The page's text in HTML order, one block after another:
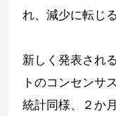
れ、減少に転じ
新しく発表され
トのコンセンサ
統計同様、２か